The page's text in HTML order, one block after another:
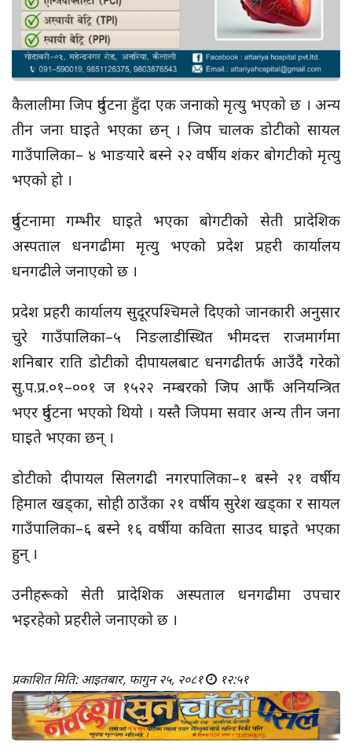
कैलालीमा जिप दुर्घटना हुँदा एक जनाको मृत्यु भएको छ । अन्य
तीन जना घाइते भएका छन् । जिप चालक डोटीको सायल
गाउँपालिका– ४ भाङयारे बस्ने २२ वर्षीय शंकर बोगटीको मृत्यु
भएको हो ।
दुर्घटनामा गम्भीर घाइते भएका बोगटीको सेती प्रादेशिक
अस्पताल धनगढीमा मृत्यु भएको प्रदेश प्रहरी कार्यालय
धनगढीले जनाएको छ ।
प्रदेश प्रहरी कार्यालय सुदूरपश्चिमले दिएको जानकारी अनुसार
चुरे गाउँपालिका–५ निङलाडीस्थित भीमदत्त राजमार्गमा
शनिबार राति डोटीको दीपायलबाट धनगढीतर्फ आउँदै गरेको
सु.प.प्र.०१–००१ ज १५२२ नम्बरको जिप आफैँ अनियन्त्रित
भएर दुर्घटना भएको थियो । यस्तै जिपमा सवार अन्य तीन जना
घाइते भएका छन् ।
डोटीको दीपायल सिलगढी नगरपालिका–१ बस्ने २१ वर्षीय
हिमाल खड्का, सोही ठाउँका २१ वर्षीय सुरेश खड्का र सायल
गाउँपालिका–६ बस्ने १६ वर्षीया कविता साउद घाइते भएका
हुन् ।
उनीहरूको सेती प्रादेशिक अस्पताल धनगढीमा उपचार
भइरहेको प्रहरीले जनाएको छ ।
प्रकाशित मिति: आइतबार, फागुन २५, २०८१ १२:५१